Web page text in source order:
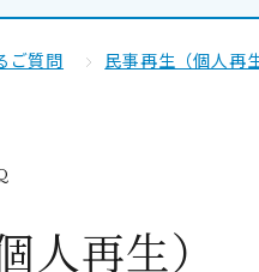
ご質問 民事再生（個人再
人再生）